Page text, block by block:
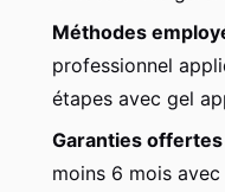
Méthodes
professionnel
étapes avec gel
Garanties offertes
moins 6 mois